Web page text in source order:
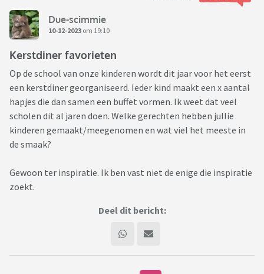
Due-scimmie
10-12-2023 om 19:10
Kerstdiner favorieten
Op de school van onze kinderen wordt dit jaar voor het eerst
een kerstdiner georganiseerd. Ieder kind maakt een x aantal
hapjes die dan samen een buffet vormen. Ik weet dat veel
scholen dit al jaren doen. Welke gerechten hebben jullie
kinderen gemaakt/meegenomen en wat viel het meeste in
de smaak?
Gewoon ter inspiratie. Ik ben vast niet de enige die inspiratie
zoekt.
Deel dit bericht: